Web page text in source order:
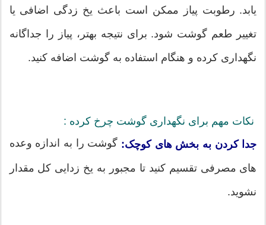
یابد. رطوبت پیاز ممکن است باعث یخ زدگی اضافی یا
تغییر طعم گوشت شود. برای نتیجه بهتر، پیاز را جداگانه
نگهداری کرده و هنگام استفاده به گوشت اضافه کنید.
نکات مهم برای نگهداری گوشت چرخ کرده :
جدا کردن به بخش های کوچک: گوشت را به اندازه وعده
های مصرفی تقسیم کنید تا مجبور به یخ زدایی کل مقدار
نشوید.